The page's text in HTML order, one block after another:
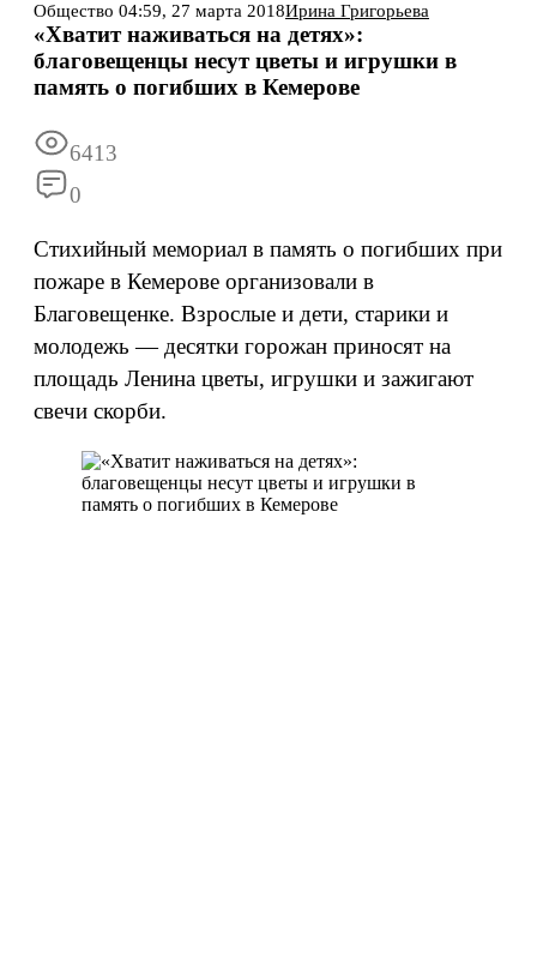
Подписка Реклама Все новости Архив
Общество 04:59, 27 марта 2018Ирина Григорьева
«Хватит наживаться на детях»:
благовещенцы несут цветы и игрушки в
память о погибших в Кемерове
6413
0
Стихийный мемориал в память о погибших при
пожаре в Кемерове организовали в
Благовещенке. Взрослые и дети, старики и
молодежь — десятки горожан приносят на
площадь Ленина цветы, игрушки и зажигают
свечи скорби.